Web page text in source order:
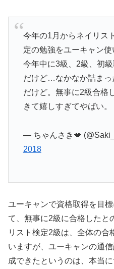
今年の1月からネイリス
定の勉強をユーキャン
今年中に3級、2級、初
だけど…なかなか詰まっ
だけど。無事に2級合格
きて嬉しすぎてやばい。
— ちゃんさき💋
2018
ユーキャンで資格取得を目
て、無事に2級に合格したと
リスト検定2級は、全体の合
いますが、ユーキャンの通
成できたというのは、本当に